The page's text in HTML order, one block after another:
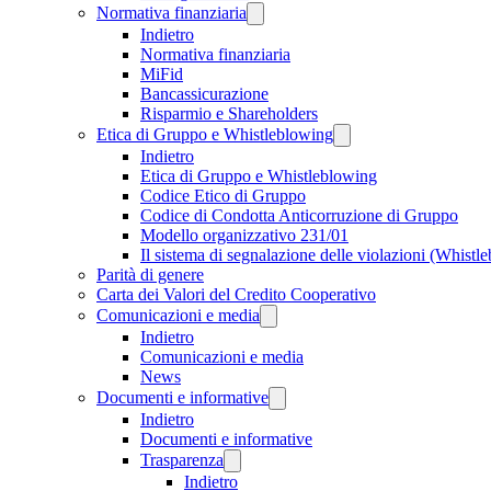
Normativa finanziaria
Indietro
Normativa finanziaria
MiFid
Bancassicurazione
Risparmio e Shareholders
Etica di Gruppo e Whistleblowing
Indietro
Etica di Gruppo e Whistleblowing
Codice Etico di Gruppo
Codice di Condotta Anticorruzione di Gruppo
Modello organizzativo 231/01
Il sistema di segnalazione delle violazioni
Parità di genere
Carta dei Valori del Credito Cooperativo
Comunicazioni e media
Indietro
Comunicazioni e media
News
Documenti e informative
Indietro
Documenti e informative
Trasparenza
Indietro